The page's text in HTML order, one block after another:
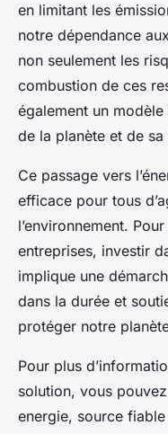
en limitant les
notre dépendance
non seulement les
combustion de ces
également un
de la planète et de
Ce passage vers
efficace pour tous
l’environnement.
entreprises, investir
implique une
dans la durée et
protéger notre
Pour plus
solution, vous
energie, source